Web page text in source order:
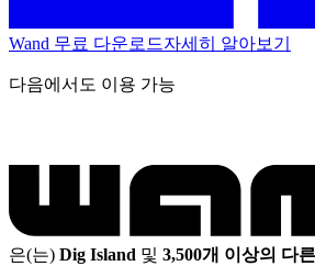
Wand 무료 다운로드자세히 알아보기
다음에서도 이용 가능
은(는) Dig Island 및 3,500개 이상의 다